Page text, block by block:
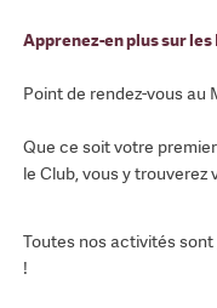
Apprenez-en plus sur
Point de rendez-vous au
Que ce soit votre
le Club, vous y trouverez
Toutes nos activités
!